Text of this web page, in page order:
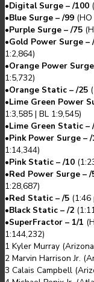
•Digital Surge – /100 (
•Blue Surge – /99 (
•Purple Surge – /75 (
•Gold Power Surge –
1:2,864)
•Orange Power
1:5,732)
•Orange Static – /25 (
•Lime Green Power
1:3,585 | BL 1:9,545)
•Lime Green Static –
•Pink Power Surge –
1:14,344)
•Pink Static – /10 (
•Red Power Surge – /
1:28,687)
•Red Static – /5 (1:46
•Black Static – /2 (
•SuperFractor – 1/1 (
1:144,232)
1 Kyler Murray
2 Marvin Harrison Jr.
3 Calais Campbell